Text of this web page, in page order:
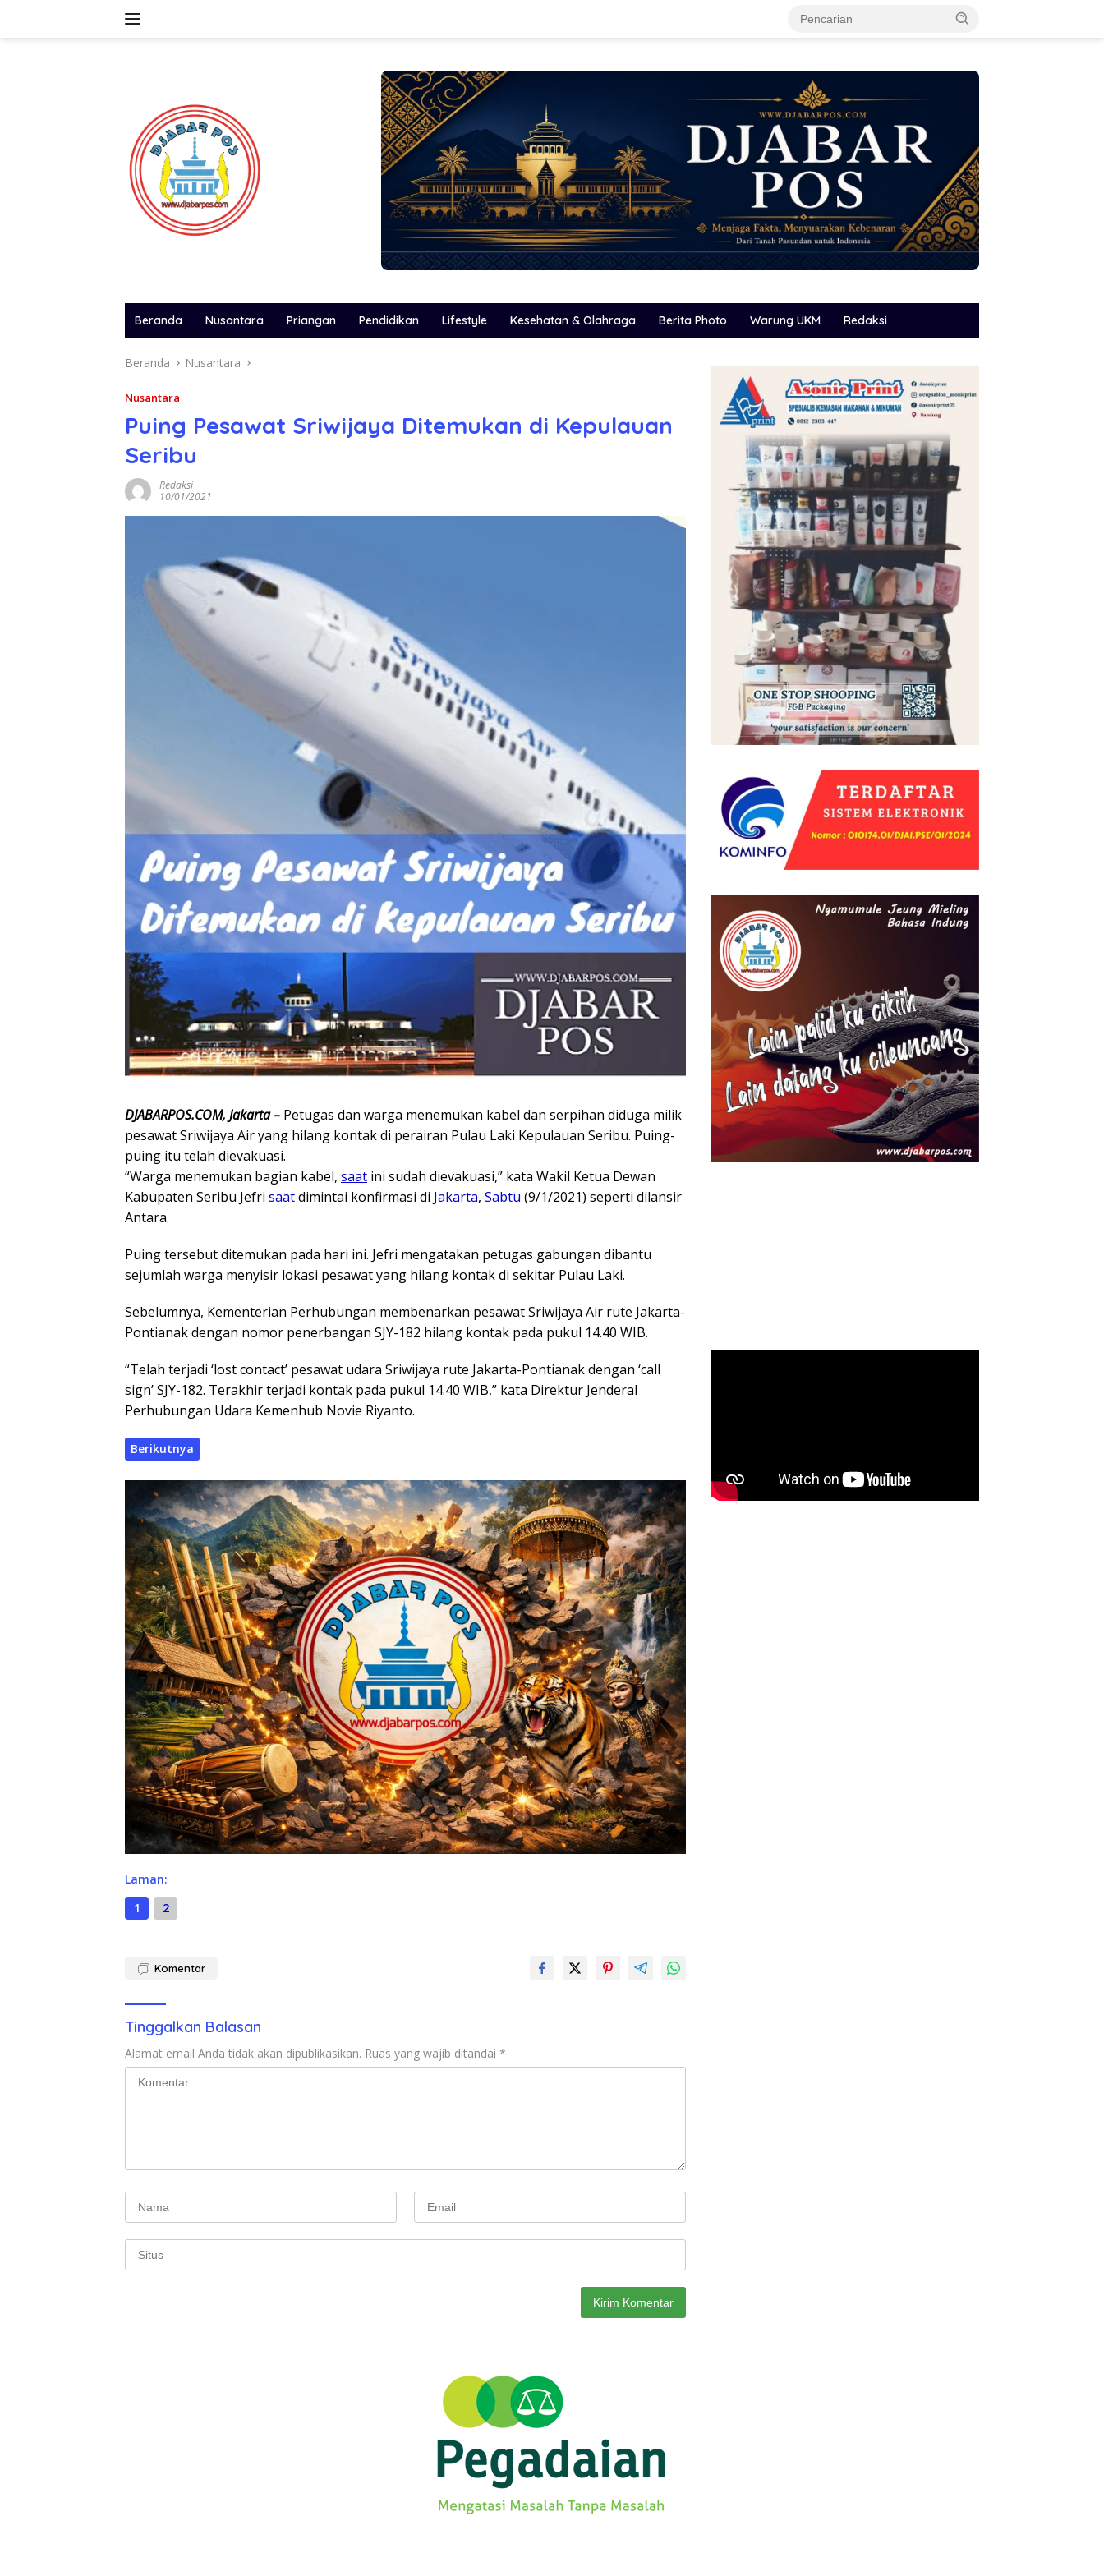
Beranda Nusantara Priangan Pendidikan Lifestyle Kesehatan & Olahraga Berita Photo Warung UKM Redaksi
Beranda Nusantara
Nusantara
Puing Pesawat Sriwijaya Ditemukan di Kepulauan
Seribu
Redaksi
10/01/2021
DJABARPOS.COM, Jakarta – Petugas dan warga menemukan kabel dan serpihan diduga milik
pesawat Sriwijaya Air yang hilang kontak di perairan Pulau Laki Kepulauan Seribu. Puing-
puing itu telah dievakuasi.
“Warga menemukan bagian kabel, saat ini sudah dievakuasi,” kata Wakil Ketua Dewan
Kabupaten Seribu Jefri saatdimintai konfirmasi di Jakarta, Sabtu (9/1/2021) seperti dilansir
Antara.
Puing tersebut ditemukan pada hari ini. Jefri mengatakan petugas gabungan dibantu
sejumlah warga menyisir lokasi pesawat yang hilang kontak di sekitar Pulau Laki.
Sebelumnya, Kementerian Perhubungan membenarkan pesawat Sriwijaya Air rute Jakarta-
Pontianak dengan nomor penerbangan SJY-182 hilang kontak pada pukul 14.40 WIB.
“Telah terjadi ‘lost contact’ pesawat udara Sriwijaya rute Jakarta-Pontianak dengan ‘call
sign’ SJY-182. Terakhir terjadi kontak pada pukul 14.40 WIB,” kata Direktur Jenderal
Perhubungan Udara Kemenhub Novie Riyanto.
Berikutnya
Laman:
1
2
Komentar
Tinggalkan Balasan
Alamat email Anda tidak akan dipublikasikan. Ruas yang wajib ditandai *